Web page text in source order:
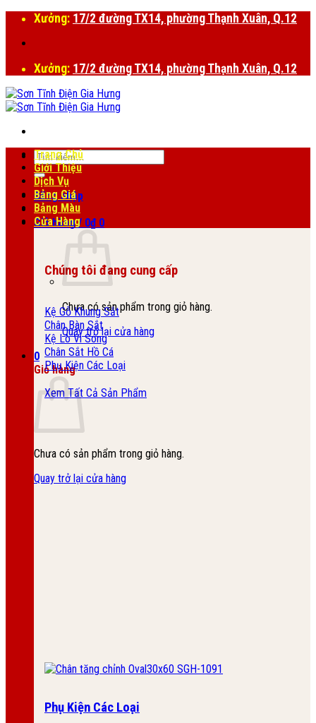
Xưởng: 17/2 đường TX14, phường Thạnh Xuân, Q.12
Xưởng: 17/2 đường TX14, phường Thạnh Xuân, Q.12
Tìm
kiếm:
Đăng nhập
Giỏ hàng / 0₫ 0
Chưa có sản phẩm trong giỏ hàng.
Quay trở lại cửa hàng
0
Giỏ hàng
Chưa có sản phẩm trong giỏ hàng.
Quay trở lại cửa hàng
Trang Chủ
Giới Thiệu
Dịch Vụ
Bảng Giá
Bảng Màu
Cửa Hàng
Chúng tôi đang cung cấp
Kệ Gỗ Khung Sắt
Chân Bàn Sắt
Kệ Lò Vi Sóng
Chân Sắt Hồ Cá
Phụ Kiện Các Loại
Xem Tất Cả Sản Phẩm
Phụ Kiện Các Loại